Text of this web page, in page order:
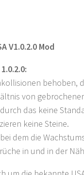
V1.0.2.0 Mod
behoben,
von
das keine
keine Steine.
dem die
in und in der